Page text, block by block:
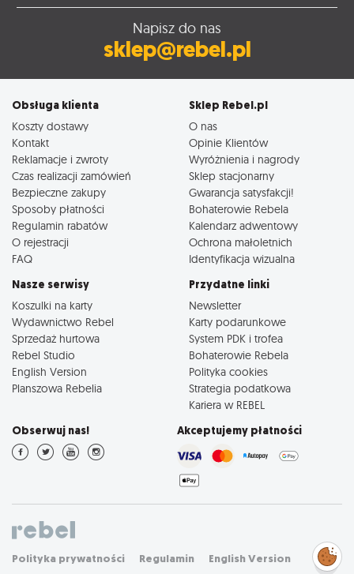
Napisz do nas
sklep@rebel.pl
Obsługa klienta
Koszty dostawy
Kontakt
Reklamacje i zwroty
Czas realizacji zamówień
Bezpieczne zakupy
Sposoby płatności
Regulamin rabatów
O rejestracji
FAQ
Sklep Rebel.pl
O nas
Opinie Klientów
Wyróżnienia i nagrody
Sklep stacjonarny
Gwarancja satysfakcji!
Bohaterowie Rebela
Kalendarz adwentowy
Ochrona małoletnich
Identyfikacja wizualna
Nasze serwisy
Koszulki na karty
Wydawnictwo Rebel
Sprzedaż hurtowa
Rebel Studio
English Version
Planszowa Rebelia
Przydatne linki
Newsletter
Karty podarunkowe
System PDK i trofea
Bohaterowie Rebela
Polityka cookies
Strategia podatkowa
Kariera w REBEL
Obserwuj nas! Akceptujemy płatności
Polityka prywatności Regulamin English Version
Zarządzaj
preferencjami
cookies